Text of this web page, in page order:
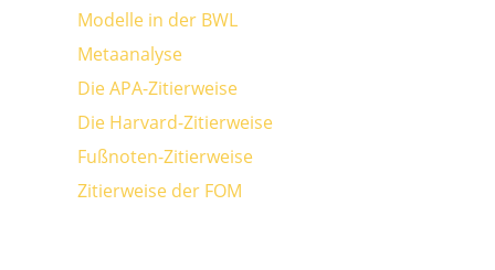
Modelle in der BWL
Metaanalyse
Die APA-Zitierweise
Die Harvard-Zitierweise
Fußnoten-Zitierweise
Zitierweise der FOM